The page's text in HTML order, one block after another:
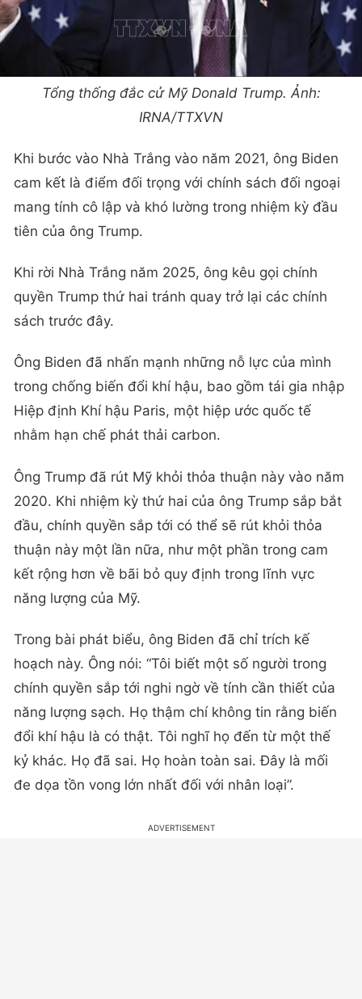
Tổng thống đắc cử Mỹ Donald Trump. Ảnh:
IRNA/TTXVN
Khi bước vào Nhà Trắng vào năm 2021, ông Biden
cam kết là điểm đối trọng với chính sách đối ngoại
mang tính cô lập và khó lường trong nhiệm kỳ đầu
tiên của ông Trump.
Khi rời Nhà Trắng năm 2025, ông kêu gọi chính
quyền Trump thứ hai tránh quay trở lại các chính
sách trước đây.
Ông Biden đã nhấn mạnh những nỗ lực của mình
trong chống biến đổi khí hậu, bao gồm tái gia nhập
Hiệp định Khí hậu Paris, một hiệp ước quốc tế
nhằm hạn chế phát thải carbon.
Ông Trump đã rút Mỹ khỏi thỏa thuận này vào năm
2020. Khi nhiệm kỳ thứ hai của ông Trump sắp bắt
đầu, chính quyền sắp tới có thể sẽ rút khỏi thỏa
thuận này một lần nữa, như một phần trong cam
kết rộng hơn về bãi bỏ quy định trong lĩnh vực
năng lượng của Mỹ.
Trong bài phát biểu, ông Biden đã chỉ trích kế
hoạch này. Ông nói: “Tôi biết một số người trong
chính quyền sắp tới nghi ngờ về tính cần thiết của
năng lượng sạch. Họ thậm chí không tin rằng biến
đổi khí hậu là có thật. Tôi nghĩ họ đến từ một thế
kỷ khác. Họ đã sai. Họ hoàn toàn sai. Đây là mối
đe dọa tồn vong lớn nhất đối với nhân loại”.